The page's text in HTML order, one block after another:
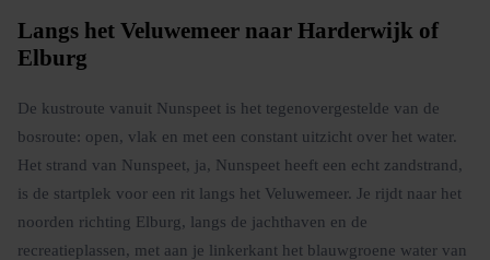
Langs het Veluwemeer naar Harderwijk of
Elburg
De kustroute vanuit Nunspeet is het tegenovergestelde van de
bosroute: open, vlak en met een constant uitzicht over het water.
Het strand van Nunspeet, ja, Nunspeet heeft een echt zandstrand,
is de startplek voor een rit langs het Veluwemeer. Je rijdt naar het
noorden richting Elburg, langs de jachthaven en de
recreatieplassen, met aan je linkerkant het blauwgroene water van